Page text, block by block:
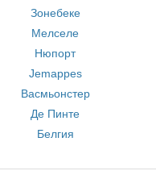
Зонебеке
Мелселе
Нюпорт
Jemappes
Васмьонстер
Де Пинте
Белгия